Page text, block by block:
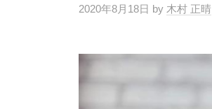
2020年8月18日 by 木村 正晴